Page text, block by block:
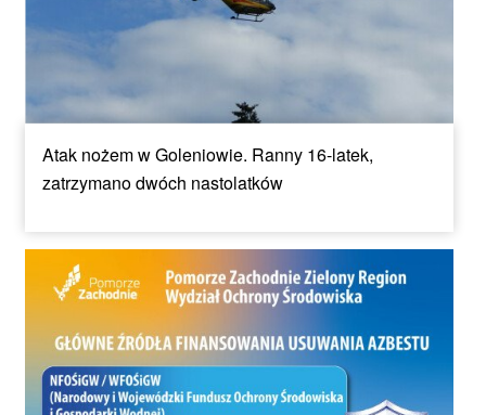
Atak nożem w Goleniowie. Ranny 16-latek,
zatrzymano dwóch nastolatków